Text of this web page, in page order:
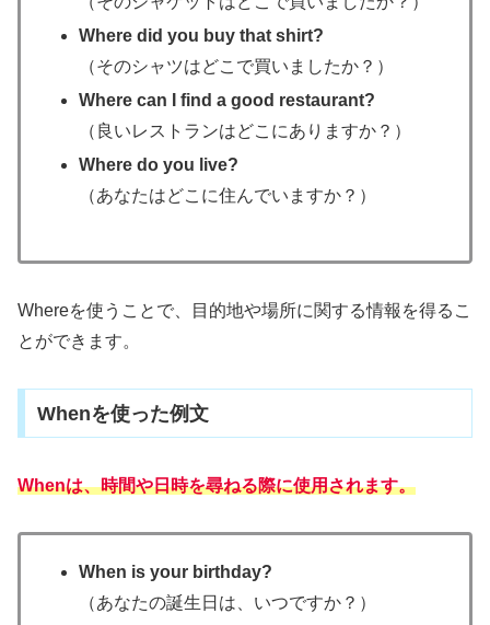
Where did you buy that shirt?
（そのシャツはどこで買いましたか？）
Where can I find a good restaurant?
（良いレストランはどこにありますか？）
Where do you live?
（あなたはどこに住んでいますか？）
Whereを使うことで、目的地や場所に関する情報を得るこ
とができます。
Whenを使った例文
Whenは、時間や日時を尋ねる際に使用されます。
When is your birthday?
（あなたの誕生日は、いつですか？）